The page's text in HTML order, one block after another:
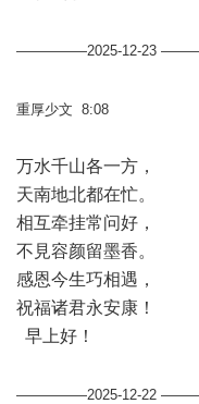
—————2025-12-23
重厚少文 8:08
万水千山各一方，
天南地北都在忙。
相互牵挂常问好，
不見容颜留墨香。
感恩今生巧相遇，
祝福诸君永安康！
早上好！
—————2025-12-22